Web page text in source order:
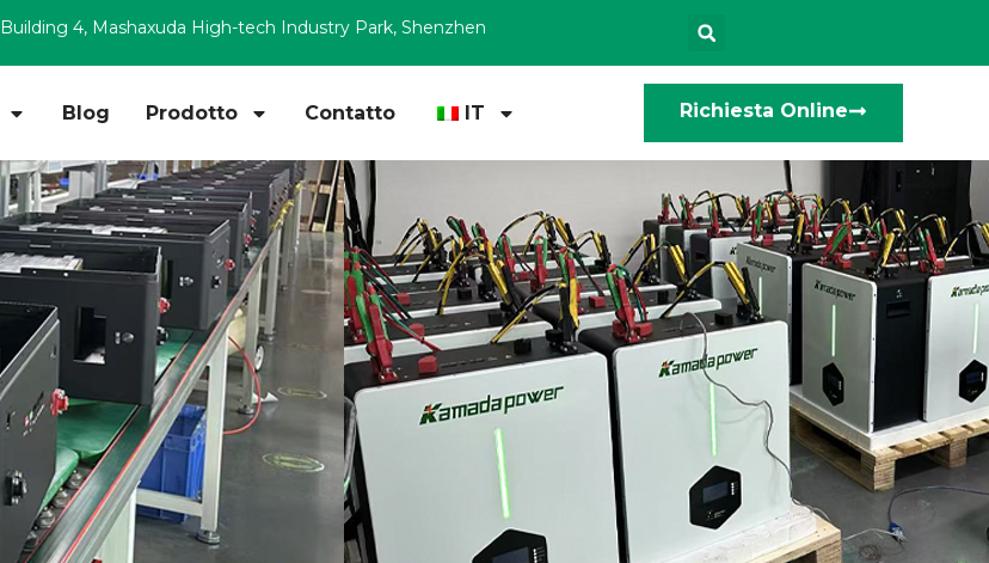
Building 4, Mashaxuda High-tech Industry Park, Shenzhen
Blog Prodotto Contatto IT Richiesta Online